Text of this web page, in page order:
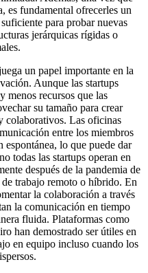
es fundamental ofrecerles un
para probar nuevas
jerárquicas rígidas o
un papel importante en la
Aunque las startups
menos recursos que las
su tamaño para crear
colaborativos. Las oficinas
entre los miembros
lo que puede dar
todas las startups operan en
después de la pandemia de
trabajo remoto o híbrido. En
la colaboración a través
la comunicación en tiempo
fluida. Plataformas como
han demostrado ser útiles en
en equipo incluso cuando los